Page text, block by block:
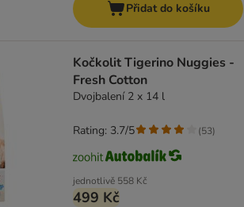
Přidat do košíku
Kočkolit Tigerino Nuggies -
Fresh Cotton
Dvojbalení 2 x 14 l
jednotlivě 558 Kč
499 Kč
Rating: 3.7/5 (53)